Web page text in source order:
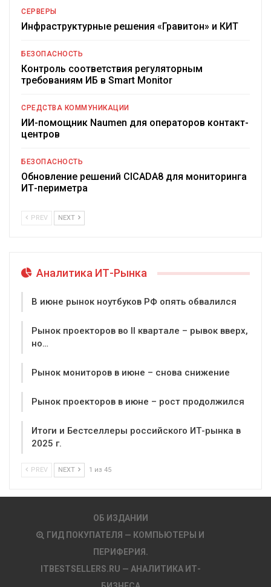
СЕРВЕРЫ
Инфраструктурные решения «Гравитон» и КИТ
БЕЗОПАСНОСТЬ
Контроль соответствия регуляторным
требованиям ИБ в Smart Monitor
СРЕДСТВА КОММУНИКАЦИИ
ИИ-помощник Naumen для операторов контакт-
центров
БЕЗОПАСНОСТЬ
Обновление решений CICADA8 для мониторинга
ИТ-периметра
PREV NEXT
Аналитика ИТ-Рынка
В июне рынок ноутбуков РФ опять обвалился
Рынок проекторов во II квартале – рывок вверх,
но…
Рынок мониторов в июне – снова снижение
Рынок проекторов в июне – рост продолжился
Итоги и Бестселлеры российского ИТ-рынка в
2025 г.
PREV NEXT 1 из 45
ОБ ИЗДАНИИ
ГИД ПОКУПАТЕЛЯ — КОМПЬЮТЕРЫ И
ПЕРИФЕРИЯ.
ITBESTSELLERS.RU — АНАЛИТИКА ИТ-